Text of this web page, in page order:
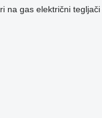
na gas električni tegljači